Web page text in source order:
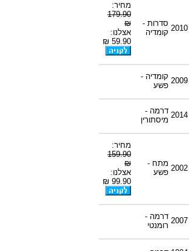
2010
סדרות -
קומדיה
מחיר:
179.90
₪
אצלנו:
59.90 ₪
2009 קומדיה -
פשע
2014 דרמה -
מיסתורין
2002
מתח -
פשע
מחיר:
159.90
₪
אצלנו:
99.90 ₪
2007 דרמה -
רומנטי